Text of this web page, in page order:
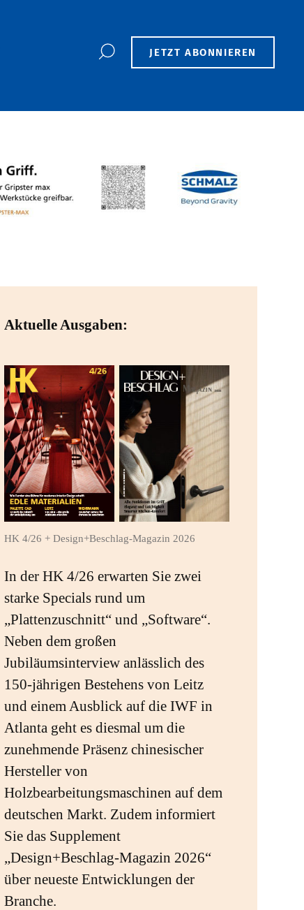
JETZT ABONNIEREN
Aktuelle Ausgaben:
HK 4/26 + Design+Beschlag-Magazin 2026
In der HK 4/26 erwarten Sie zwei
starke Specials rund um
„Plattenzuschnitt“ und „Software“.
Neben dem großen
Jubiläumsinterview anlässlich des
150-jährigen Bestehens von Leitz
und einem Ausblick auf die IWF in
Atlanta geht es diesmal um die
zunehmende Präsenz chinesischer
Hersteller von
Holzbearbeitungsmaschinen auf dem
deutschen Markt. Zudem informiert
Sie das Supplement
„Design+Beschlag-Magazin 2026“
über neueste Entwicklungen der
Branche.